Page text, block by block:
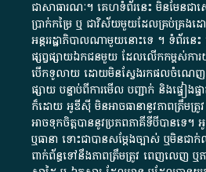
ជា​សាធារណៈ​។​ គេហទំព័រ​នេះ​ មិនមែន​ជា​សេ
ប្រាក់​កម្រៃ​ ឬ​ ជា​វិស័យ​មួយ​ដែល​គ្រប់គ្រង​ដោយ​
អន្តររដ្ឋាភិបាល​ណាមួយ​នោះ​ទេ ​។​ ទំព័រ​នេះ​
ផ្សព្វផ្សាយ​ឯកជន​មួយ​ ដែល​លើកកម្ពស់​
បើក​ទូលាយ​ ដោយ​មិនស្វែង​រក​ផល​ចំណេញ​
ផ្សាយ​ បន្ទាប់​ពី​ការ​មើល​ បញ្ជាក់​ និង​ផ្ទៀ
ក៏​ដោយ​ អូ​ឌី​ស៊ី​ មិន​អាច​ធានា​នូវ​ភាព​ត្រឹមត្
អាច​ទុកចិត្ត​បាននូវ​ប្រភព​ភាគី​ទី​បី​បាន​ទេ​។​
ឬ​ធានា​ ទោះជា​បាន​សម្តែង​ច្បាស់​ ឬ​មិន​ជា
ពាក់ព័ន្ធ​ទៅ​នឹង​ភាព​ត្រឹមត្រូវ​ ពេញលេញ​